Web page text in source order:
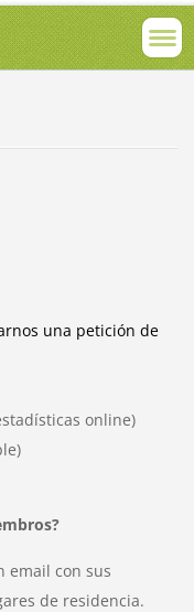
una petición de
online)
email con sus
de residencia.